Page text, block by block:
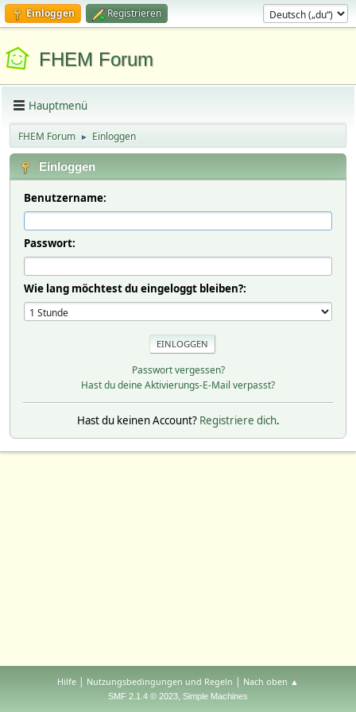
Einloggen Registrieren
FHEM Forum
Hauptmenü
FHEM Forum ► Einloggen
Einloggen
Benutzername:
Passwort:
Wie lang möchtest du eingeloggt bleiben?:
Passwort vergessen?
Hast du deine Aktivierungs-E-Mail verpasst?
Hast du keinen Account? Registriere dich.
Hilfe | Nutzungsbedingungen und Regeln | Nach oben ▲
SMF 2.1.4 © 2023, Simple Machines